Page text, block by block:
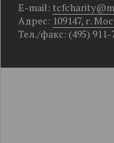
E-mail:
Адрес: 109147, г.
Тел./факс: (495) 911-